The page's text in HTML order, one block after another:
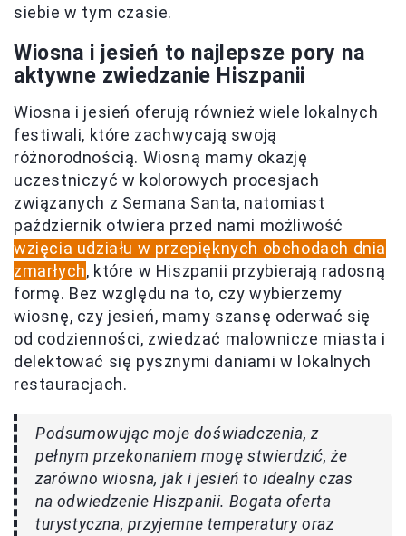
siebie w tym czasie.
Wiosna i jesień to najlepsze pory na
aktywne zwiedzanie Hiszpanii
Wiosna i jesień oferują również wiele lokalnych
festiwali, które zachwycają swoją
różnorodnością. Wiosną mamy okazję
uczestniczyć w kolorowych procesjach
związanych z Semana Santa, natomiast
październik otwiera przed nami możliwość
wzięcia udziału w przepięknych obchodach dnia
zmarłych, które w Hiszpanii przybierają radosną
formę. Bez względu na to, czy wybierzemy
wiosnę, czy jesień, mamy szansę oderwać się
od codzienności, zwiedzać malownicze miasta i
delektować się pysznymi daniami w lokalnych
restauracjach.
Podsumowując moje doświadczenia, z
pełnym przekonaniem mogę stwierdzić, że
zarówno wiosna, jak i jesień to idealny czas
na odwiedzenie Hiszpanii. Bogata oferta
turystyczna, przyjemne temperatury oraz